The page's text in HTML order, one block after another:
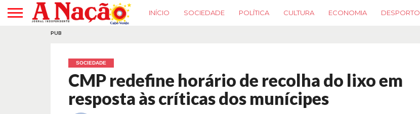
INÍCIO SOCIEDADE POLÍTICA CULTURA ECONOMIA DESPORTO
PUB
SOCIEDADE
CMP redefine horário de recolha do lixo em
resposta às críticas dos munícipes